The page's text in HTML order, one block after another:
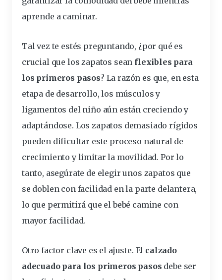
aprende a caminar.
Tal vez te estés preguntando, ¿por qué es
crucial que los zapatos sean flexibles para
los primeros pasos? La razón es que, en esta
etapa de desarrollo, los músculos y
ligamentos del niño aún están creciendo y
adaptándose. Los zapatos demasiado rígidos
pueden dificultar este proceso natural de
crecimiento y limitar la movilidad. Por lo
tanto, asegúrate de elegir unos zapatos que
se doblen con facilidad en la parte delantera,
lo que permitirá que el bebé camine con
mayor facilidad.
Otro factor clave es el ajuste. El calzado
adecuado para los primeros pasos debe ser